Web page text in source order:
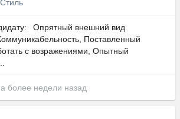
Опрятный внешний вид
Поставленный
с возражениями, Опытный
более недели назад